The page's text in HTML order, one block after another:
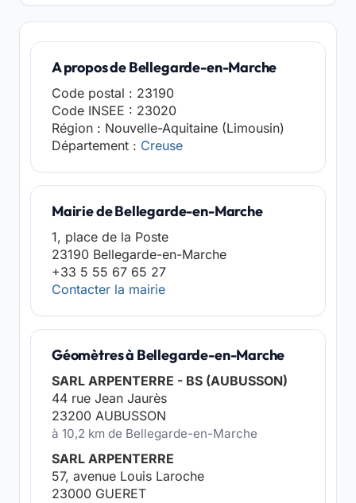
A propos de Bellegarde-en-Marche
Code postal : 23190
Code INSEE : 23020
Région : Nouvelle-Aquitaine (Limousin)
Département : Creuse
Mairie de Bellegarde-en-Marche
1, place de la Poste
23190 Bellegarde-en-Marche
+33 5 55 67 65 27
Contacter la mairie
Géomètres à Bellegarde-en-Marche
SARL ARPENTERRE - BS (AUBUSSON)
44 rue Jean Jaurès
23200 AUBUSSON
à 10,2 km de Bellegarde-en-Marche
SARL ARPENTERRE
57, avenue Louis Laroche
23000 GUERET